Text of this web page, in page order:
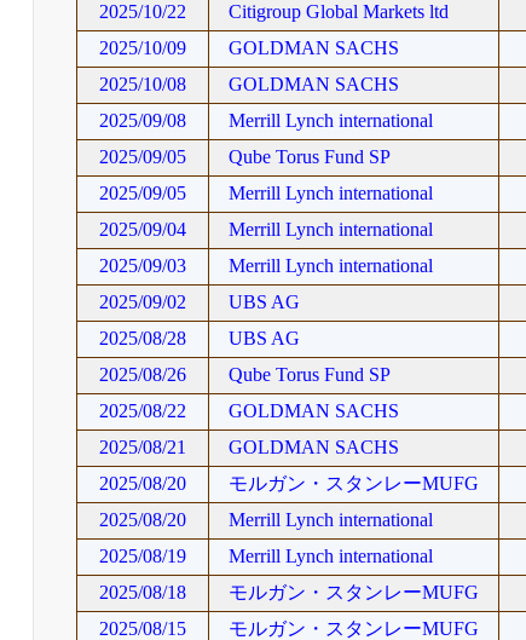
2025/10/22
Citigroup Global Markets ltd
2025/10/09
GOLDMAN SACHS
2025/10/08
GOLDMAN SACHS
2025/09/08
Merrill Lynch international
2025/09/05
Qube Torus Fund SP
2025/09/05
Merrill Lynch international
2025/09/04
Merrill Lynch international
2025/09/03
Merrill Lynch international
2025/09/02
UBS AG
2025/08/28
UBS AG
2025/08/26
Qube Torus Fund SP
2025/08/22
GOLDMAN SACHS
2025/08/21
GOLDMAN SACHS
2025/08/20
モルガン・スタンレーMUFG
2025/08/20
Merrill Lynch international
2025/08/19
Merrill Lynch international
2025/08/18
モルガン・スタンレーMUFG
2025/08/15
モルガン・スタンレーMUFG